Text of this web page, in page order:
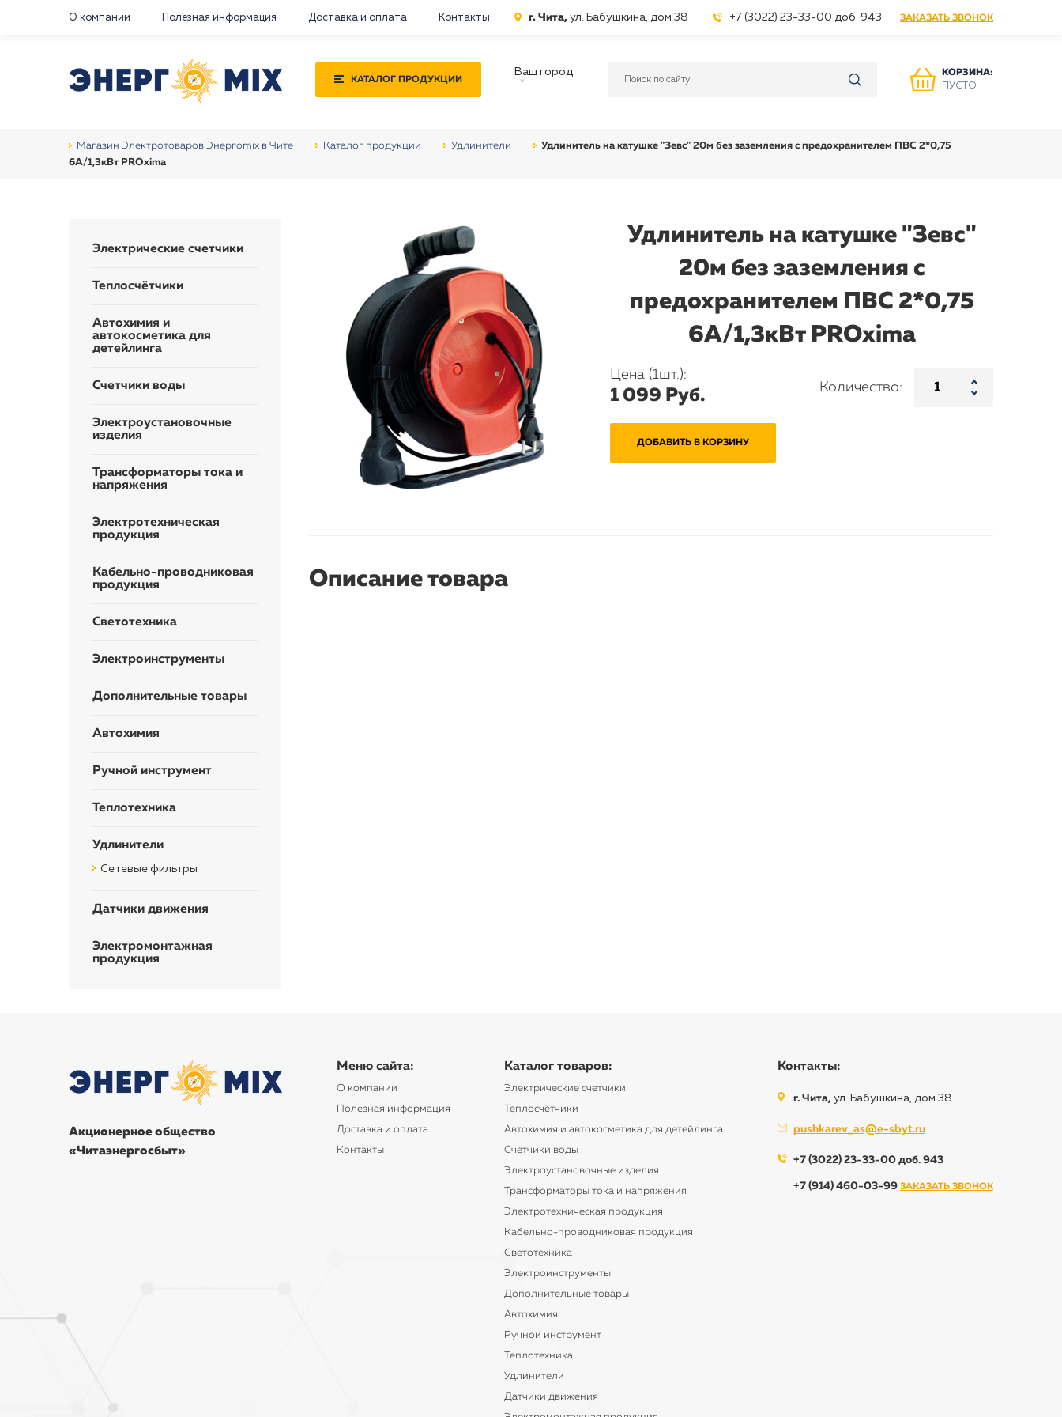
О компании Полезная информация Доставка и оплата Контакты г. Чита, ул. Бабушкина, дом 38 +7 (3022) 23-33-00 доб. 943 ЗАКАЗАТЬ ЗВОНОК
КАТАЛОГ ПРОДУКЦИИ
Ваш город:
КОРЗИНА:
ПУСТО
Магазин Электротоваров Энергоmix в Чите Каталог продукции Удлинители
Удлинитель на катушке "Зевс" 20м без заземления с предохранителем ПВС 2*0,75
6А/1,3кВт PROxima
Электрические счетчики
Теплосчётчики
Автохимия и
автокосметика для
детейлинга
Счетчики воды
Электроустановочные
изделия
Трансформаторы тока и
напряжения
Электротехническая
продукция
Кабельно-проводниковая
продукция
Светотехника
Электроинструменты
Дополнительные товары
Автохимия
Ручной инструмент
Теплотехника
Удлинители
Сетевые фильтры
Датчики движения
Электромонтажная
продукция
Удлинитель на катушке "Зевс"
20м без заземления с
предохранителем ПВС 2*0,75
6А/1,3кВт PROxima
Цена (1шт.):
1 099 Руб. Количество:
ДОБАВИТЬ В КОРЗИНУ
Описание товара
Акционерное общество
«Читаэнергосбыт»
Меню сайта:
О компании
Полезная информация
Доставка и оплата
Контакты
Каталог товаров:
Электрические счетчики
Теплосчётчики
Автохимия и автокосметика для детейлинга
Счетчики воды
Электроустановочные изделия
Трансформаторы тока и напряжения
Электротехническая продукция
Кабельно-проводниковая продукция
Светотехника
Электроинструменты
Дополнительные товары
Автохимия
Ручной инструмент
Теплотехника
Удлинители
Датчики движения
Контакты:
г. Чита, ул. Бабушкина, дом 38
pushkarev_as@e-sbyt.ru
+7 (3022) 23-33-00 доб. 943
+7 (914) 460-03-99 ЗАКАЗАТЬ ЗВОНОК